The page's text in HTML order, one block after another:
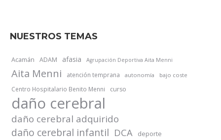
NUESTROS TEMAS
Acamán ADAM afasia Agrupación Deportiva Aita Menni
Aita Menni atención temprana autonomía bajo coste
Centro Hospitalario Benito Menni curso
daño cerebral
daño cerebral adquirido
daño cerebral infantil DCA deporte